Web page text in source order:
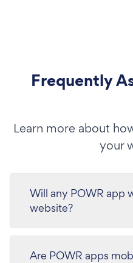
Frequently
Learn more about
your
Will any POWR app
website?
Are POWR apps